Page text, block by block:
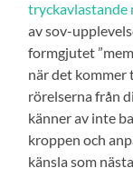
tryckavlastande
av sov-
formgjutet
när det kommer
rörelserna från
känner av inte
kroppen och
känsla som